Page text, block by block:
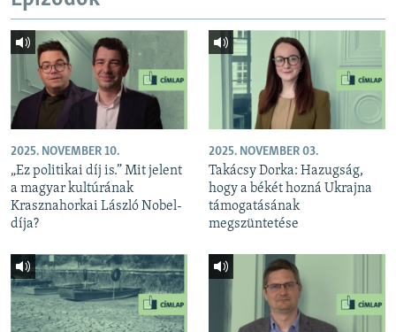
2025. NOVEMBER 10.
„Ez politikai díj is.” Mit jelent
a magyar kultúrának
Krasznahorkai László Nobel-
díja?
2025. NOVEMBER 03.
Takácsy Dorka: Hazugság,
hogy a békét hozná Ukrajna
támogatásának
megszüntetése